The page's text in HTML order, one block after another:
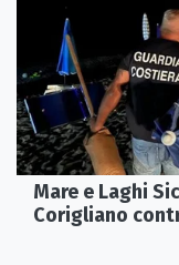
Mare e Laghi
Corigliano